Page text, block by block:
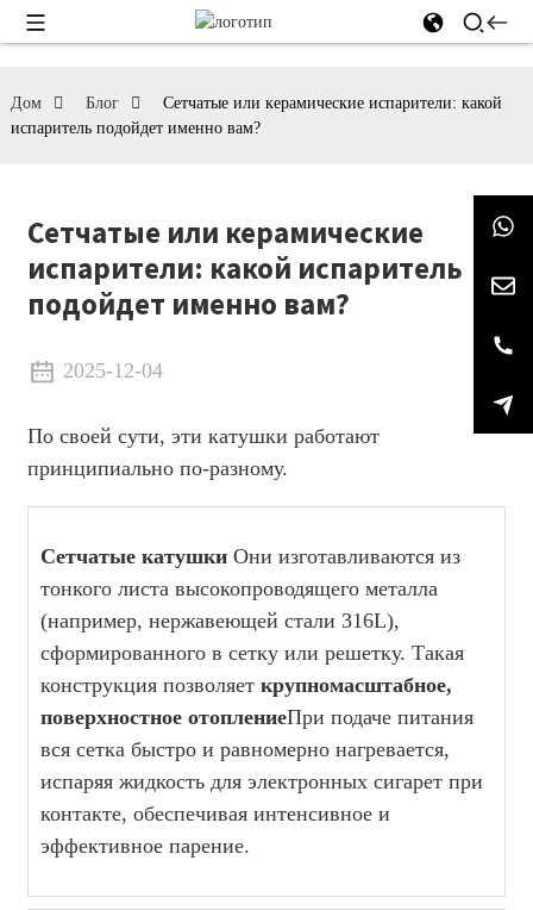
Дом Блог
Сетчатые или керамические испарители: какой
испаритель подойдет именно вам?
Сетчатые или керамические
испарители: какой испаритель
подойдет именно вам?
2025-12-04
По своей сути, эти катушки работают
принципиально по-разному.
Сетчатые катушкиОни изготавливаются из
тонкого листа высокопроводящего металла
(например, нержавеющей стали 316L),
сформированного в сетку или решетку. Такая
конструкция позволяет крупномасштабное,
поверхностное отоплениеПри подаче питания
вся сетка быстро и равномерно нагревается,
испаряя жидкость для электронных сигарет при
контакте, обеспечивая интенсивное и
эффективное парение.